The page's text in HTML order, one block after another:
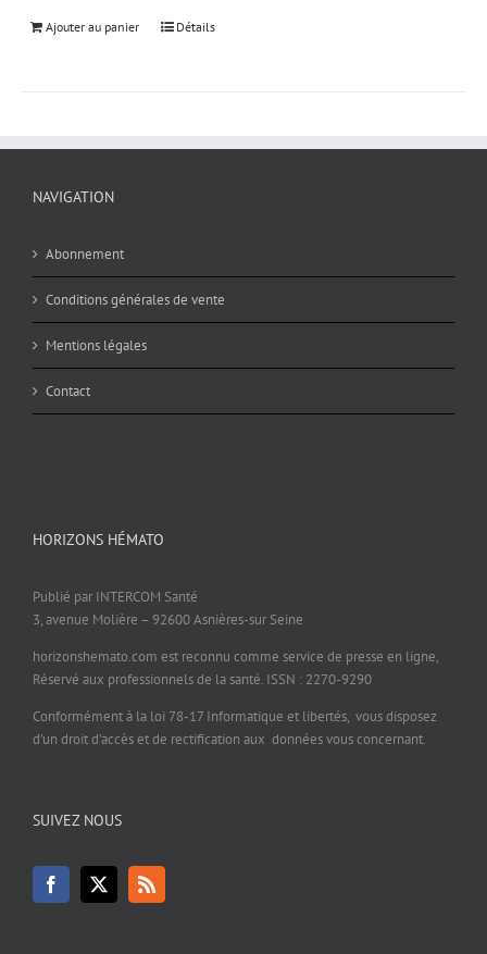
Ajouter au panier Détails
NAVIGATION
Abonnement
Conditions générales de vente
Mentions légales
Contact
HORIZONS HÉMATO
Publié par INTERCOM Santé
3, avenue Molière – 92600 Asnières-sur Seine
horizonshemato.com est reconnu comme service de presse en ligne,
Réservé aux professionnels de la santé. ISSN : 2270-9290
Conformément à la loi 78-17 Informatique et libertés, vous disposez
d’un droit d’accès et de rectification aux données vous concernant.
SUIVEZ NOUS